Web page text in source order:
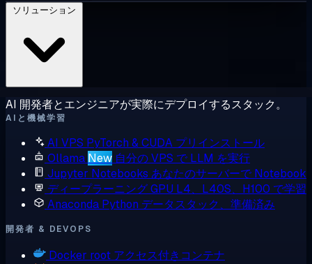
AI 開発者とエンジニアが実際にデプロイするスタック。
AIと機械学習
AI VPS PyTorch & CUDA プリインストール
Ollama New 自分の VPS で LLM を実行
Jupyter Notebooks あなたのサーバーで Notebook
ディープラーニング GPU L4、L40S、H100 で学習
Anaconda Python データスタック、準備済み
開発者 & DEVOPS
Docker root アクセス付きコンテナ